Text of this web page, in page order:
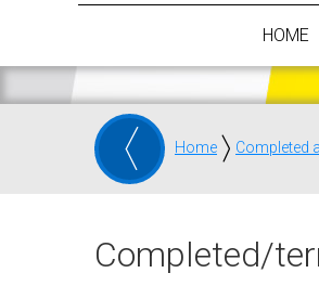
HOME
Home Completed
Completed/